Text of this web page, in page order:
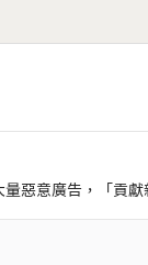
惡意廣告，「貢獻